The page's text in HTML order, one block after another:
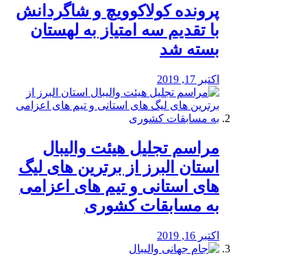
پرونده کولاکوویچ و شاگردانش
با تقدیم سه امتیاز به لهستان
بسته شد
اکتبر 17, 2019
مراسم تجلیل هیئت والیبال
استان البرز از برترین های لیگ
های استانی و تیم های اعزامی
به مسابقات کشوری
اکتبر 16, 2019